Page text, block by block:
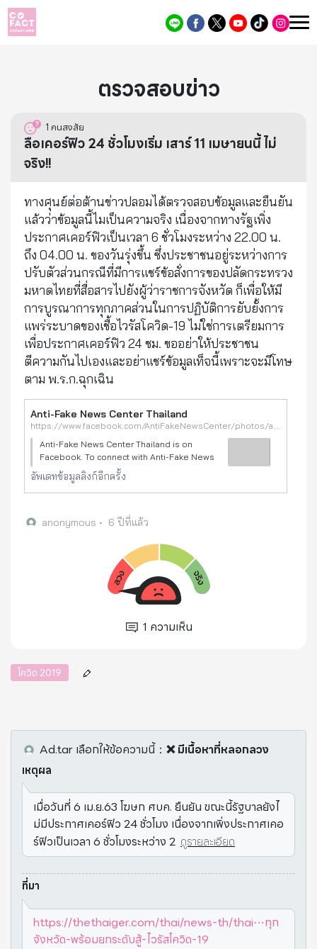
ตรวจสอบข่าว
1 คนสงสัย
ลือเคอร์ฟิว 24 ชั่วโมงเริ่ม เสาร์ 11 เมษายนนี้ ไม่
จริง!!
ทางศุนย์ต่อต้านข่าวปลอมได้ตรวจสอบข้อมูลและยืนยัน
แล้วว่าข้อมูลนี้ไมเป็นความจริง เนื่องจากทางรัฐเพิ่ง
ประกาศเคอร์ฟิวเป็นเวลา 6 ชั่วโมงระหว่าง 22.00 น.
ถึง 04.00 น. ของวันรุ่งขึ้น ซึ่งประชาชนอยู่ระหว่างการ
ปรับตัวส่วนกรณีที่มีการแชร์ข้อสั่งการของปลัดกระทรวง
มหาดไทยที่สื่อสารไปยังผู้ว่าราชการจังหวัด ก็เพื่อให้มี
การบูรณาการทุกภาคส่วนในการปฏิบัติการยับยั้งการ
แพร่ระบาดของเชื้อไวรัสโควิด-19 ไม่ใช่การเตรียมการ
เพื่อประกาศเคอร์ฟิว 24 ชม. ขออย่าให้ประชาชน
ตีความกันไปเองและอย่าแชร์ข้อมูลเท็จนี้เพราะจะมีโทษ
ตาม พ.ร.ก.ฉุกเฉิน
Anti-Fake News Center Thailand
https://www.facebook.com/AntiFakeNewsCenter/photos/a.113638500070332/217933346307513/?type=3&theater
Anti-Fake News Center Thailand is on
Facebook. To connect with Anti-Fake News
Center Thailand, join Facebook today.Anti-
Fake News Center Thailand is on Facebook.
To connect with Anti-Fake News Center
อัพเดทข้อมูลลิงก์อีกครั้ง
anonymous • 6 ปีที่แล้ว
1 ความเห็น
โควิด 2019
Ad.tar เลือกให้ข้อความนี้： ❌ มีเนื้อหาที่หลอกลวง
เหตุผล
เมื่อวันที่ 6 เม.ย.63 โฆษก ศบค. ยืนยัน ขณะนี้รัฐบาลยังไ
ม่มีประกาศเคอร์ฟิว 24 ชั่วโมง เนื่องจากเพิ่งประกาศเคอ
ร์ฟิวเป็นเวลา 6 ชั่วโมงระหว่าง 2 ดูรายละเอียด
ที่มา
https://thethaiger.com/thai/news-th/thai⋯ทุก
จังหวัด-พร้อมยกระดับสู้-ไวรัสโควิด-19